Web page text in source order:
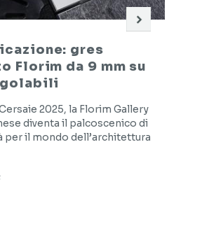
gres
Florim da 9 mm su
2025, la Florim Gallery
diventa il palcoscenico di
per il mondo dell’architettura